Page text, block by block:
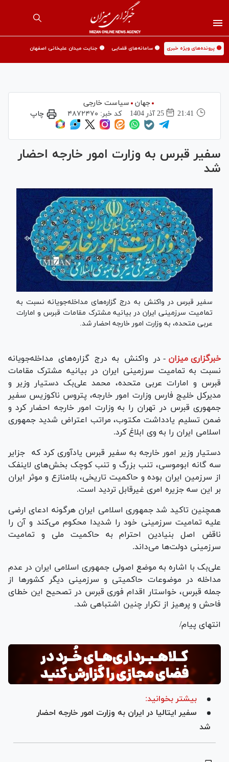
🟡 پرونده‌های ویژه خبری 🟡 سامانه‌های قضایی 🟡 جنایت میدان علیخانی اصفهان
جهان
سیاست خارجی
21:41
25 آذر 1404 کد خبر: ۴۸۷۲۴۷۰ چاپ
سفیر قبرس به وزارت امور خارجه احضار
شد
سفیر قبرس در واکنش به درج گزاره‌های مداخله‌جویانه نسبت به
تمامیت سرزمینی ایران در بیانیه مشترک مقامات قبرس و امارات
عربی متحده، به وزارت امور خارجه احضار شد.
خبرگزاری میزان - در واکنش به درج گزاره‌های مداخله‌جویانه
نسبت به تمامیت سرزمینی ایران در بیانیه مشترک مقامات
قبرس و امارات عربی متحده، محمد علی‌بک دستیار وزیر و
مدیرکل خلیج فارس وزارت امور خارجه، پتروس ناکوزیس سفیر
جمهوری قبرس در تهران را به وزارت امور خارجه احضار کرد و
ضمن تسلیم یادداشت مکتوب، مراتب اعتراض شدید جمهوری
اسلامی ایران را به وی ابلاغ کرد.
دستیار وزیر امور خارجه به سفیر قبرس یادآوری کرد که جزایر
سه گانه ابوموسی، تنب بزرگ و تنب کوچک بخش‌های لاینفک
از سرزمین ایران بوده و حاکمیت تاریخی، بلامنازع و موثر ایران
بر این سه جزیره امری غیرقابل تردید است.
همچنین تاکید شد جمهوری اسلامی ایران هرگونه ادعای ارضی
علیه تمامیت سرزمینی خود را شدیدا محکوم می‌کند و آن را
ناقض اصل بنیادین احترام به حاکمیت ملی و تمامیت
سرزمینی دولت‌ها می‌داند.
علی‌بک با اشاره به موضع اصولی جمهوری اسلامی ایران در عدم
مداخله در موضوعات حاکمیتی و سرزمینی دیگر کشور‌ها از
جمله قبرس، خواستار اقدام فوری قبرس در تصحیح این خطای
فاحش و پرهیز از تکرار چنین اشتباهی شد.
انتهای پیام/
بیشتر بخوانید:
سفیر ایتالیا در ایران به وزارت امور خارجه احضار
شد